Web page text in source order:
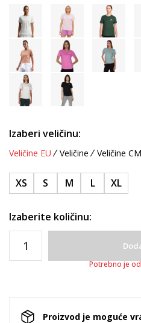
Izaberi veličinu:
Veličine EU Veličine Veličine CM
XS S M L XL
Izaberite količinu:
Potrebno je
Proizvod je moguće